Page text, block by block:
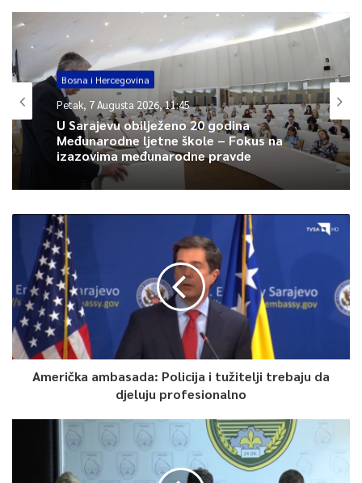
„Značaj projekta je veliki za našu lokalnu zajednicu. Rezultati
samog projekta će biti značajni i veliki kako za fizička tako i za
privredne subjekte. Jer kada imate čistu zemljišnu knjigu
odnosno ažurnu evidenciju, lakše je i za investiranje“, istakao je
Voloder.
Značaj projekta ogleda se u rješavanju dugogodišnjih problema
s kojima su se suočavali vlasnici nekretnina te privlačenju novih
dokumentacije.
Marina Jeina, TVSA
0
Article Rating
Bosna i Hercegovina
Petak, 7 Augusta 2026, 11:45
U Sarajevu obilježeno 20 godina
Međunarodne ljetne škole – Fokus na
izazovima međunarodne pravde
Američka ambasada: Policija i tužitelji trebaju da
djeluju profesionalno